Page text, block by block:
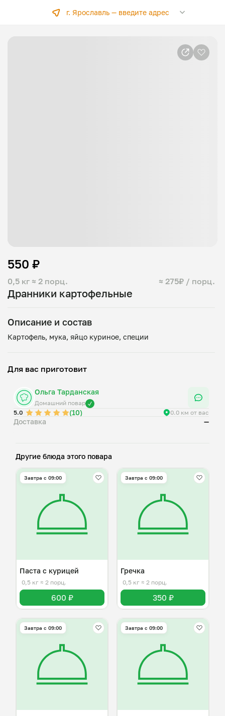
г. Ярославль —введите адрес
Дранники картофельные
0,5 кг ≈ 2 порц. ≈ 275₽ / порц.
550 ₽
Описание и состав
Для вас приготовит
Ольга Тарданская
Домашний повар
5.0
(10) 0.0 км от вас
Доставка —
Другие блюда этого повара
Завтра c 09:00
Паста с курицей
0,5 кг ≈ 2 порц.
600 ₽
Завтра c 09:00
Гречка
0,5 кг ≈ 2 порц.
350 ₽
Завтра c 09:00 Завтра c 09:00